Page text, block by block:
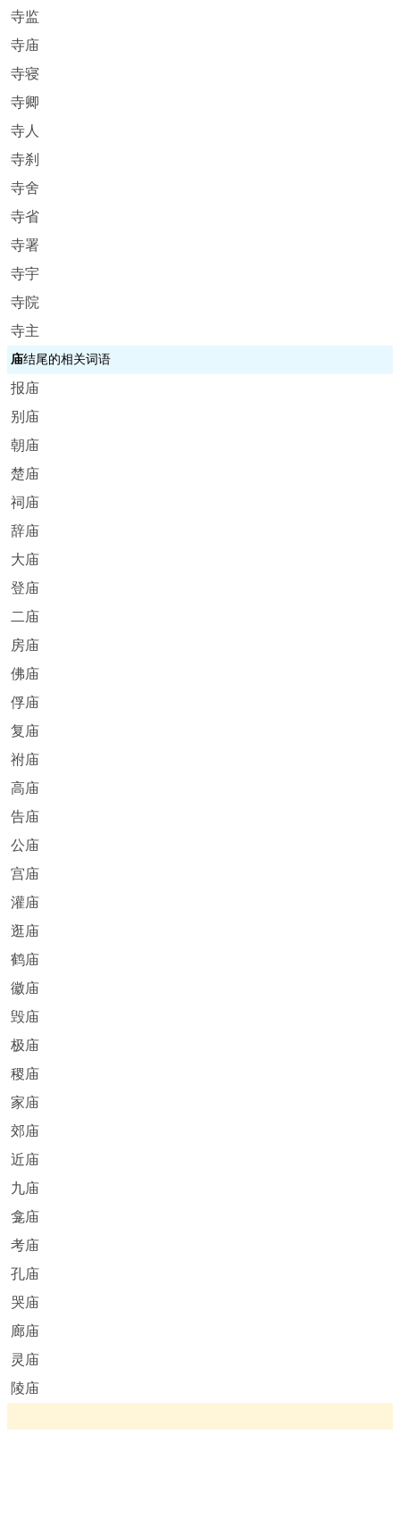
寺监
寺庙
寺寝
寺卿
寺人
寺刹
寺舍
寺省
寺署
寺宇
寺院
寺主
庙结尾的相关词语
报庙
别庙
朝庙
楚庙
祠庙
辞庙
大庙
登庙
二庙
房庙
佛庙
俘庙
复庙
祔庙
高庙
告庙
公庙
宫庙
灌庙
逛庙
鹤庙
徽庙
毁庙
极庙
稷庙
家庙
郊庙
近庙
九庙
龛庙
考庙
孔庙
哭庙
廊庙
灵庙
陵庙